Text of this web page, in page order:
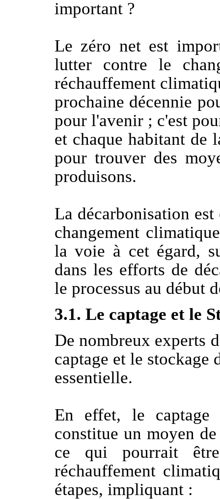
important ?
Le zéro net est
lutter contre le
réchauffement
prochaine décennie
pour l'avenir ; c'est
et chaque habitant de
pour trouver des
produisons.
La décarbonisation
changement
la voie à cet égard,
dans les efforts de
le processus au début
3.1. Le captage et le
De nombreux experts
captage et le stockage
essentielle.
En effet, le captage
constitue un moyen
ce qui pourrait
réchauffement
étapes, impliquant :